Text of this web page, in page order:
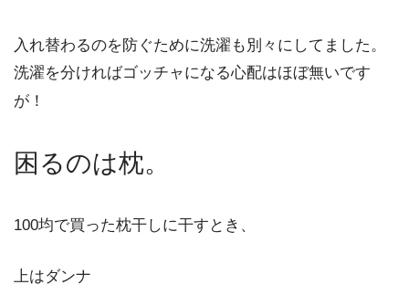
入れ替わるのを防ぐために洗濯も別々にしてました。
洗濯を分ければゴッチャになる心配はほぼ無いです
が！
困るのは枕。
100均で買った枕干しに干すとき、
上はダンナ